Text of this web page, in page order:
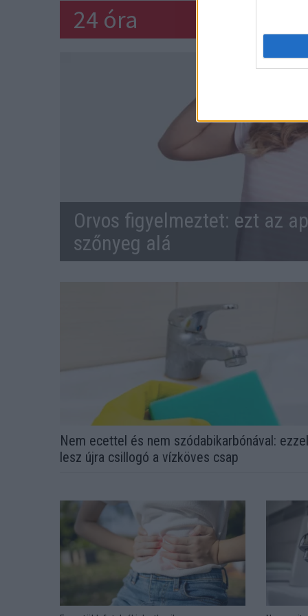
24 óra
Orvos figyelmeztet: ezt az
szőnyeg alá
Nem ecettel és nem szódabikarbónával: ezzel
lesz újra csillogó a vízköves csap